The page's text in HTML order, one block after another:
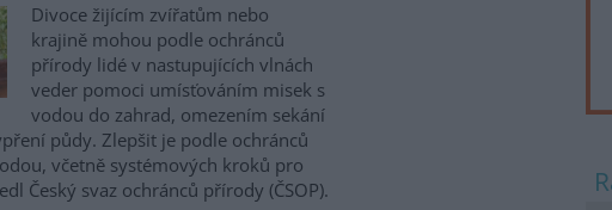
Divoce žijícím zvířatům nebo
krajině mohou podle ochránců
přírody lidé v nastupujících vlnách
veder pomoci umísťováním misek s
vodou do zahrad, omezením sekání
půdy. Zlepšit je podle ochránců
včetně systémových kroků pro
Český svaz ochránců přírody (ČSOP).